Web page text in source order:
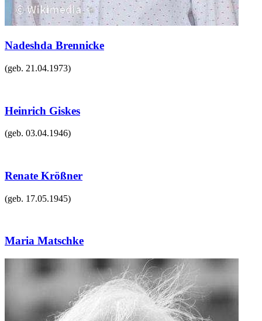
Nadeshda Brennicke
(geb. 21.04.1973)
Heinrich Giskes
(geb. 03.04.1946)
Renate Krößner
(geb. 17.05.1945)
Maria Matschke